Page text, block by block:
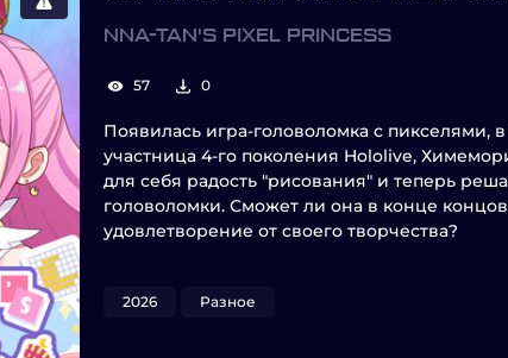
NNA-TAN'S PIXEL PRINCESS
57 0
Появилась игра-головоломка с пикселями, в
участница 4-го поколения Hololive,
для себя радость "рисования" и теперь
головоломки. Сможет ли она в конце концов
удовлетворение от своего творчества?
2026 Разное